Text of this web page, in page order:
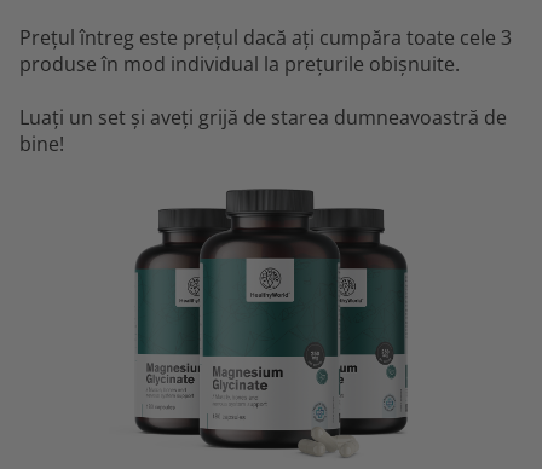
Prețul întreg este prețul dacă ați cumpăra toate cele 3
produse în mod individual la prețurile obișnuite.
Luați un set și aveți grijă de starea dumneavoastră de
bine!